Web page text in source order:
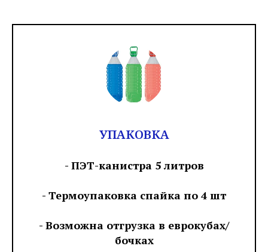
УПАКОВКА
- ПЭТ-канистра 5 литров
- Термоупаковка спайка по 4 шт
- Возможна отгрузка в еврокубах/
бочках